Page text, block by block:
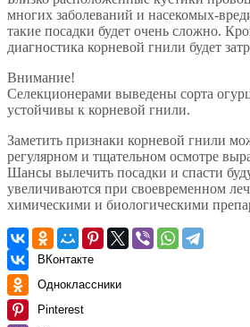
многих заболеваний и насекомых-
такие посадки будет очень сложно.
диагностика корневой гнили будет
Внимание!
Селекционерами выведены сорта
устойчивы к корневой гнили.
Заметить признаки корневой гнили
регулярном и тщательном осмотре
Шансы вылечить посадки и спасти
увеличиваются при своевременном
химическими и биологическими
ВКонтакте
Одноклассники
Pinterest